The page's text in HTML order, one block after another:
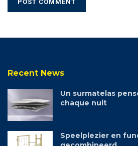
Recent News
Un surmatelas
chaque nuit
Speelplezier en